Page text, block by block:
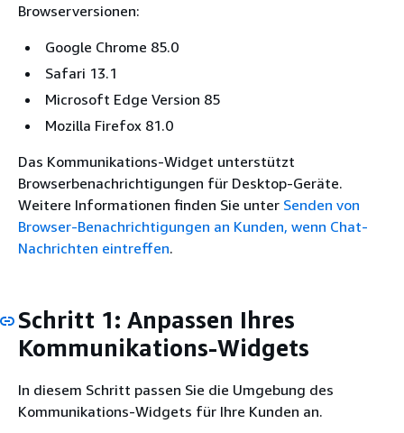
Browserversionen:
Google Chrome 85.0
Safari 13.1
Microsoft Edge Version 85
Mozilla Firefox 81.0
Das Kommunikations-Widget unterstützt
Browserbenachrichtigungen für Desktop-Geräte.
Weitere Informationen finden Sie unter Senden von
Browser-Benachrichtigungen an Kunden, wenn Chat-
Nachrichten eintreffen.
Schritt 1: Anpassen Ihres
Kommunikations-Widgets
In diesem Schritt passen Sie die Umgebung des
Kommunikations-Widgets für Ihre Kunden an.